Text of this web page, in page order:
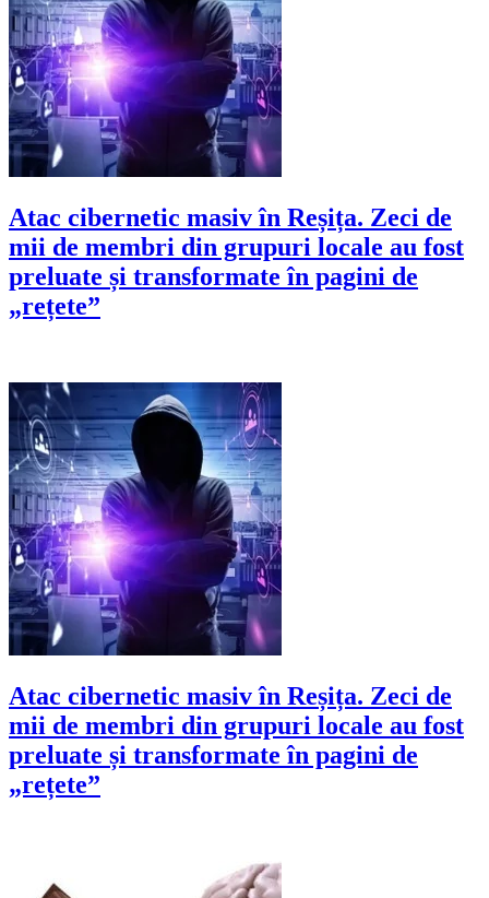
Atac cibernetic masiv în Reșița. Zeci de
mii de membri din grupuri locale au fost
preluate și transformate în pagini de
„rețete”
Atac cibernetic masiv în Reșița. Zeci de
mii de membri din grupuri locale au fost
preluate și transformate în pagini de
„rețete”